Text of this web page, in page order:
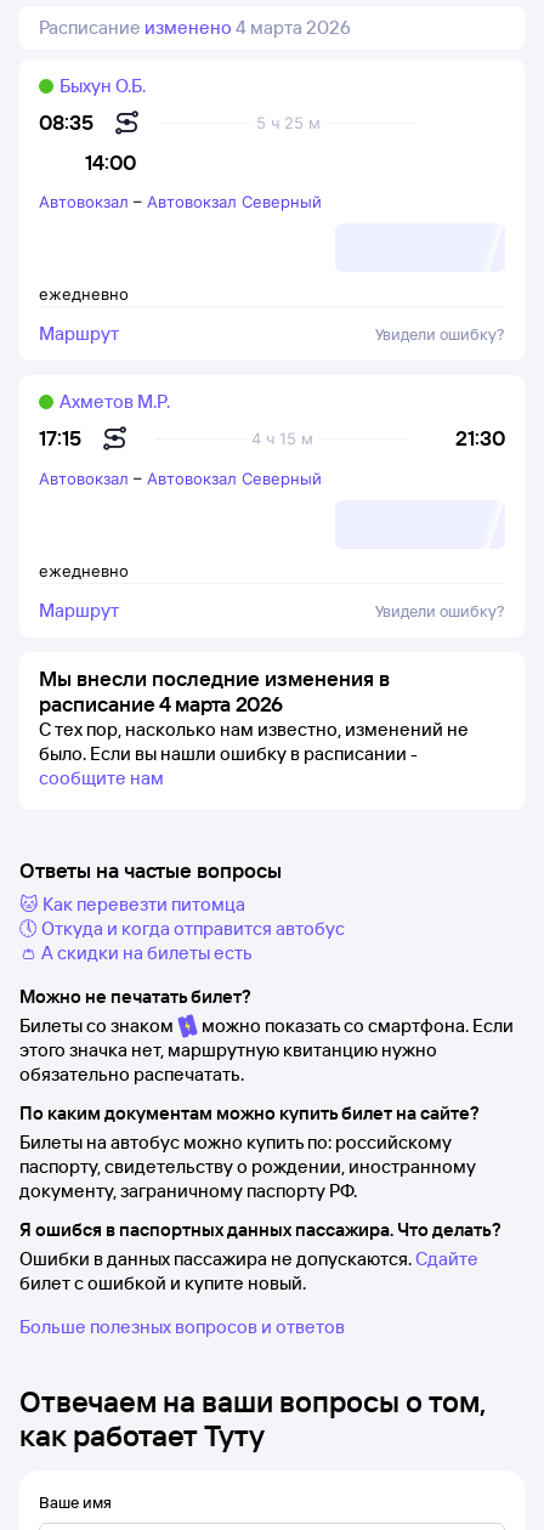
Расписание изменено 4 марта 2026
08:35
14:00
5 ч 25 м
Быхун О.Б.
ежедневно
Автовокзал – Автовокзал Северный
Маршрут Увидели ошибку?
17:15 21:30
4 ч 15 м
Ахметов М.Р.
ежедневно
Автовокзал – Автовокзал Северный
Маршрут Увидели ошибку?
Мы внесли последние изменения в
расписание 4 марта 2026
С тех пор, насколько нам известно, изменений не
было. Если вы нашли ошибку в расписании -
сообщите нам
Ответы на частые вопросы
🐱 Как перевезти питомца
🕔 Откуда и когда отправится автобус
👛 А скидки на билеты есть
Можно не печатать билет?
Билеты со знаком
можно показать со смартфона. Если
этого значка нет, маршрутную квитанцию нужно
обязательно распечатать.
По каким документам можно купить билет на сайте?
Билеты на автобус можно купить по: российскому
паспорту, свидетельству о рождении, иностранному
документу, заграничному паспорту РФ.
Я ошибся в паспортных данных пассажира. Что делать?
Ошибки в данных пассажира не допускаются.Сдайте
билет с ошибкой и купите новый.
Больше полезных вопросов и ответов
Отвечаем на ваши вопросы о том,
как работает Туту
Ваше имя